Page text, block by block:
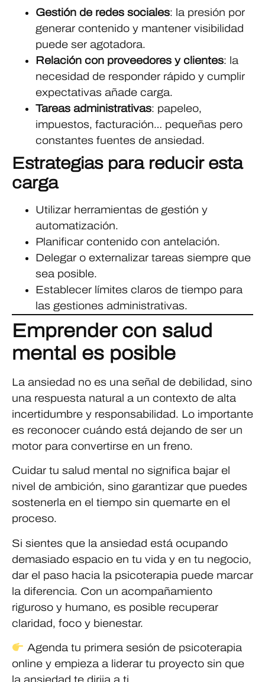
Gestión de redes sociales: la presión por
generar contenido y mantener visibilidad
puede ser agotadora.
Relación con proveedores y clientes: la
necesidad de responder rápido y cumplir
expectativas añade carga.
Tareas administrativas: papeleo,
impuestos, facturación… pequeñas pero
constantes fuentes de ansiedad.
Estrategias para reducir esta
carga
Utilizar herramientas de gestión y
automatización.
Planificar contenido con antelación.
Delegar o externalizar tareas siempre que
sea posible.
Establecer límites claros de tiempo para
las gestiones administrativas.
Emprender con salud
mental es posible
La ansiedad no es una señal de debilidad, sino
una respuesta natural a un contexto de alta
incertidumbre y responsabilidad. Lo importante
es reconocer cuándo está dejando de ser un
motor para convertirse en un freno.
Cuidar tu salud mental no significa bajar el
nivel de ambición, sino garantizar que puedes
sostenerla en el tiempo sin quemarte en el
proceso.
Si sientes que la ansiedad está ocupando
demasiado espacio en tu vida y en tu negocio,
dar el paso hacia la psicoterapia puede marcar
la diferencia. Con un acompañamiento
riguroso y humano, es posible recuperar
claridad, foco y bienestar.
Agenda tu primera sesión de psicoterapia
online y empieza a liderar tu proyecto sin que
la ansiedad te dirija a ti.